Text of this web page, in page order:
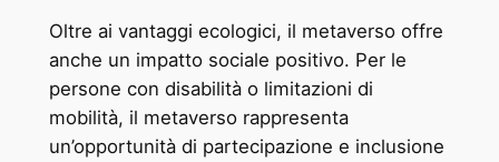
Oltre ai vantaggi ecologici, il metaverso offre
anche un impatto sociale positivo. Per le
persone con disabilità o limitazioni di
mobilità, il metaverso rappresenta
un’opportunità di partecipazione e inclusione